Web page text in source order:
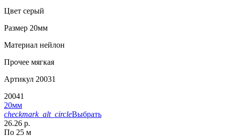
Цвет серый
Размер 20мм
Материал нейлон
Прочее мягкая
Артикул 20031
20041
20мм
checkmark_alt_circleВыбрать
26.26 р.
По 25 м